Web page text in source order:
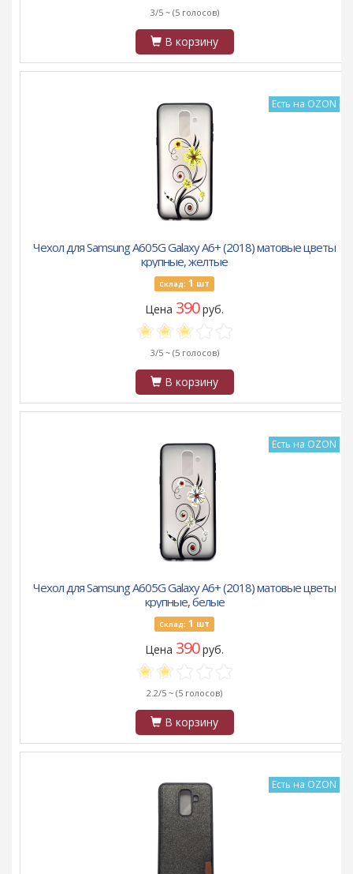
3/5 ~ (5 голосов)
В корзину
Есть на OZON
Чехол для Samsung A605G Galaxy A6+ (2018) матовые цветы
крупные, желтые
Склад: 1 шт
Цена 390руб.
3/5 ~ (5 голосов)
В корзину
Есть на OZON
Чехол для Samsung A605G Galaxy A6+ (2018) матовые цветы
крупные, белые
Склад: 1 шт
Цена 390руб.
2.2/5 ~ (5 голосов)
В корзину
Есть на OZON